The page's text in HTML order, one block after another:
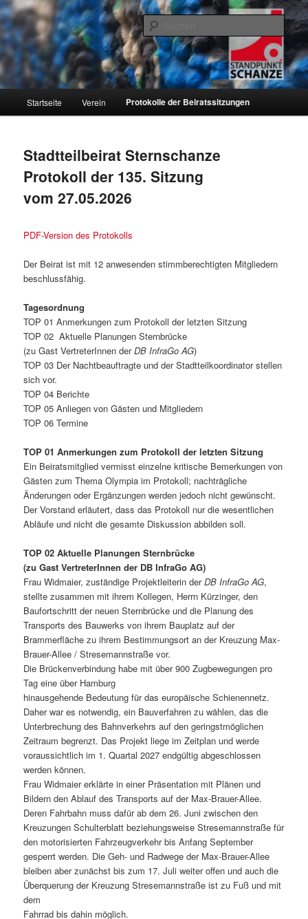
Zum
primären
Inhalt
springenStandpunkt.Schanze e.V.
Informationen über den Standpunkt.Schanze e.V. und den Hamburger
Stadtteil Sternschanze
Startseite Verein Protokolle der Beiratssitzungen
Stadtteilbeirat Sternschanze
Protokoll der 135. Sitzung
vom 27.05.2026
PDF-Version des Protokolls
Der Beirat ist mit 12 anwesenden stimmberechtigten Mitgliedern
beschlussfähig.
Tagesordnung
TOP 01 Anmerkungen zum Protokoll der letzten Sitzung
TOP 02 Aktuelle Planungen Sternbrücke
(zu Gast VertreterInnen derDB InfraGo AG)
TOP 03 Der Nachtbeauftragte und der Stadtteilkoordinator stellen
sich vor.
TOP 04 Berichte
TOP 05 Anliegen von Gästen und Mitgliedern
TOP 06 Termine
TOP 01 Anmerkungen zum Protokoll der letzten Sitzung
Ein Beiratsmitglied vermisst einzelne kritische Bemerkungen von
Gästen zum Thema Olympia im Protokoll; nachträgliche
Änderungen oder Ergänzungen werden jedoch nicht gewünscht.
Der Vorstand erläutert, dass das Protokoll nur die wesentlichen
Abläufe und nicht die gesamte Diskussion abbilden soll.
TOP 02 Aktuelle Planungen Sternbrücke
(zu Gast VertreterInnen der DB InfraGo AG)
Frau Widmaier, zuständige Projektleiterin derDB InfraGo AG,
stellte zusammen mit ihrem Kollegen, Herrn Kürzinger, den
Baufortschritt der neuen Sternbrücke und die Planung des
Transports des Bauwerks von ihrem Bauplatz auf der
Brammerfläche zu ihrem Bestimmungsort an der Kreuzung Max-
Brauer-Allee / Stresemannstraße vor.
Die Brückenverbindung habe mit über 900 Zugbewegungen pro
Tag eine über Hamburg
hinausgehende Bedeutung für das europäische Schienennetz.
Daher war es notwendig, ein Bauverfahren zu wählen, das die
Unterbrechung des Bahnverkehrs auf den geringstmöglichen
Zeitraum begrenzt. Das Projekt liege im Zeitplan und werde
voraussichtlich im 1. Quartal 2027 endgültig abgeschlossen
werden können.
Frau Widmaier erklärte in einer Präsentation mit Plänen und
Bildern den Ablauf des Transports auf der Max-Brauer-Allee.
Deren Fahrbahn muss dafür ab dem 26. Juni zwischen den
Kreuzungen Schulterblatt beziehungsweise Stresemannstraße für
den motorisierten Fahrzeugverkehr bis Anfang September
gesperrt werden. Die Geh- und Radwege der Max-Brauer-Allee
bleiben aber zunächst bis zum 17. Juli weiter offen und auch die
Überquerung der Kreuzung Stresemannstraße ist zu Fuß und mit
dem
Fahrrad bis dahin möglich.